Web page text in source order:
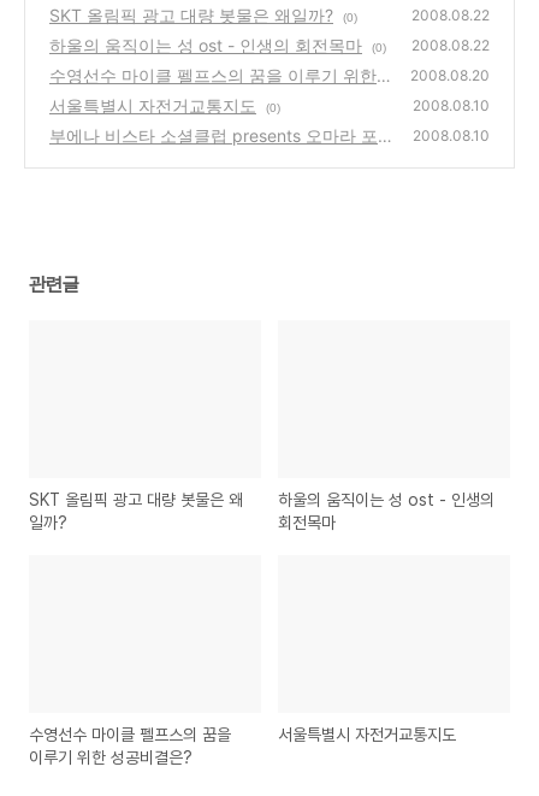
SKT 올림픽 광고 대량 봇물은 왜일까? (0) 2008.08.22
하울의 움직이는 성 ost - 인생의 회전목마 (0) 2008.08.22
수영선수 마이클 펠프스의 꿈을 이루기 위한
성공비결은?
(2)
2008.08.20
서울특별시 자전거교통지도 (0) 2008.08.10
부에나 비스타 소셜클럽 presents 오마라 포
2008.08.10
관련글
SKT 올림픽 광고 대량 봇물은 왜
일까?
하울의 움직이는 성 ost - 인생의
회전목마
수영선수 마이클 펠프스의 꿈을
이루기 위한 성공비결은?
서울특별시 자전거교통지도